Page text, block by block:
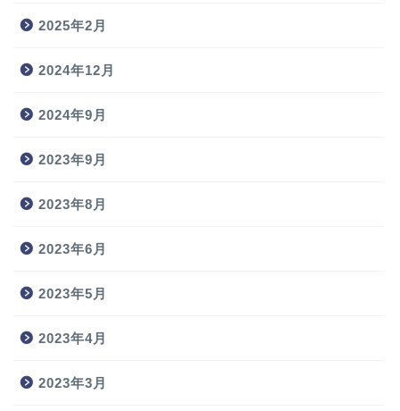
2025年2月
2024年12月
2024年9月
2023年9月
2023年8月
2023年6月
2023年5月
2023年4月
2023年3月